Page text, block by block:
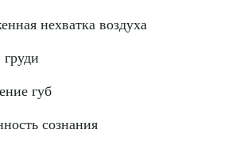
нехватка воздуха
груди
губ
сознания